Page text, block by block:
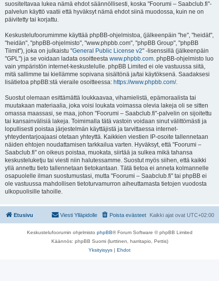
suositeltavaa lukea nämä ehdot säännöllisesti, koska "Foorumi – Saabclub.fi"-
palvelun käyttö vaatii että hyväksyt nämä ehdot siinä muodossa, kuin ne on
päivitetty tai korjattu.
Keskustelufoorumimme käyttää phpBB-ohjelmistoa, (jälkeenpäin "he", "heidät",
"heidän", "phpBB-ohjelmisto", "www.phpbb.com", "phpBB Group", "phpBB
Tiimit"), joka on julkaistu "General Public License v2" -lisenssillä (jälkeenpäin
"GPL") ja se voidaan ladata osoitteesta www.phpbb.com. phpBB-ohjelmisto luo
vain ympäristön internet-keskustelulle. phpBB Limited ei ole vastuussa siitä,
mitä sallimme tai kiellämme sopivana sisältönä ja/tai käytöksenä. Saadaksesi
lisätietoa phpBB:stä vieraile osoitteessa: https://www.phpbb.com/.
Suostut olemaan esittämättä loukkaavaa, vihamielistä, epämoraalista tai
muutakaan materiaalia, joka voisi loukata voimassa olevia lakeja oli se sitten
omassa maassasi, se maa, johon "Foorumi – Saabclub.fi"-palvelin on sijoitettu
tai kansainvälisiä lakeja. Toimimalla tätä vastoin voidaan sinut välittömästi ja
lopullisesti poistaa järjestelmän käyttäjistä ja tarvittaessa internet-
yhteydentarjoajaasi otetaan yhteyttä. Kaikkien viestien IP-osoite tallennetaan
näiden ehtojen noudattamisen tarkkailua varten. Hyväksyt, että "Foorumi –
Saabclub.fi" on oikeus poistaa, muokata, siirtää ja sulkea mikä tahansa
keskusteluketju tai viesti niin halutessamme. Suostut myös siihen, että kaikki
yllä annettu tieto tallennetaan tietokantaan. Tätä tietoa ei anneta kolmannelle
osapuolelle ilman suostumustasi, mutta "Foorumi – Saabclub.fi" tai phpBB ei
ole vastuussa mahdollisen tietoturvamurron aiheuttamasta tietojen vuodosta
ulkopuolisille tahoille.
Etusivu Kaikki ajat ovat UTC+02:00
Poista evästeet
Viesti Ylläpidolle
Keskustelufoorumin ohjelmisto phpBB® Forum Software © phpBB Limited
Käännös: phpBB Suomi (lurttinen, harritapio, Pettis)
Yksityisyys | Ehdot